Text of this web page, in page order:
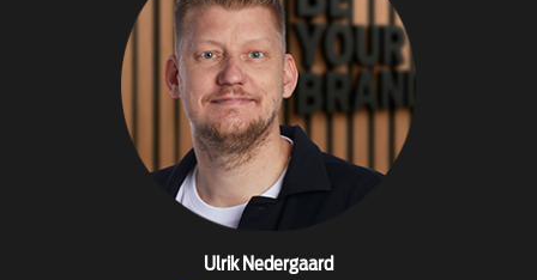
Ulrik Nedergaard